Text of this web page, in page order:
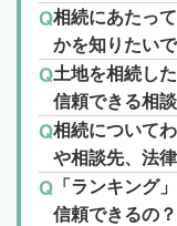
相続にあたっ
かを知りたいで
土地を相続し
信頼できる相
相続について
や相談先、法
「ランキング
信頼できるの？